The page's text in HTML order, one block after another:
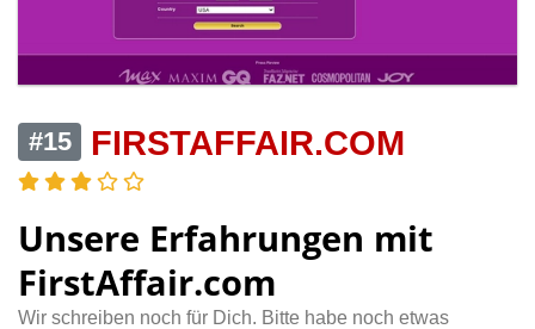
#15 FIRSTAFFAIR.COM
Unsere Erfahrungen mit
FirstAffair.com
Wir schreiben noch für Dich. Bitte habe noch etwas